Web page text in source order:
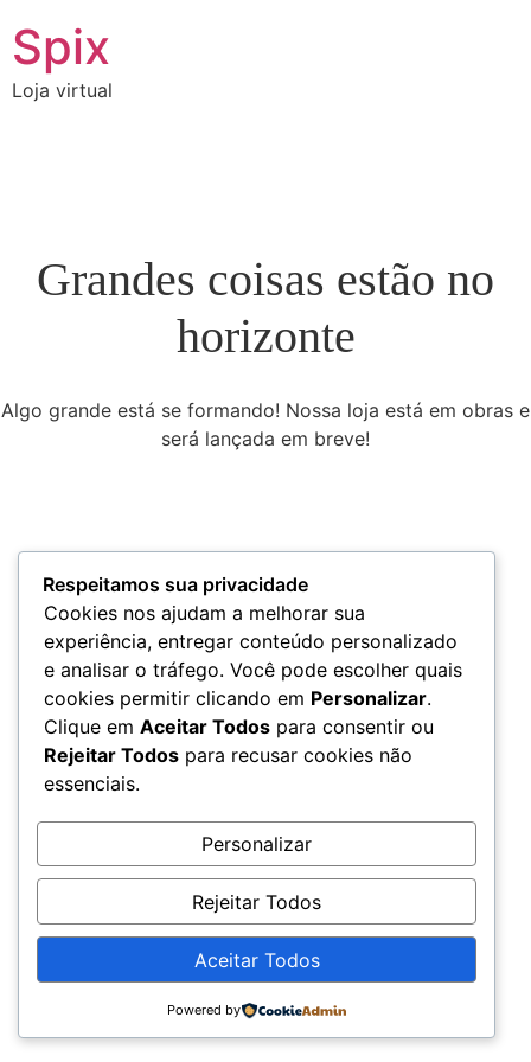
Spix
Loja virtual
Grandes coisas estão no
horizonte
Algo grande está se formando! Nossa loja está em obras e
será lançada em breve!
Loja virtual
Todos os direitos reservados
Respeitamos sua privacidade
Cookies nos ajudam a melhorar sua
experiência, entregar conteúdo personalizado
e analisar o tráfego. Você pode escolher quais
cookies permitir clicando em Personalizar.
Clique em Aceitar Todos para consentir ou
Rejeitar Todos para recusar cookies não
essenciais.
Personalizar
Rejeitar Todos
Aceitar Todos
Powered by